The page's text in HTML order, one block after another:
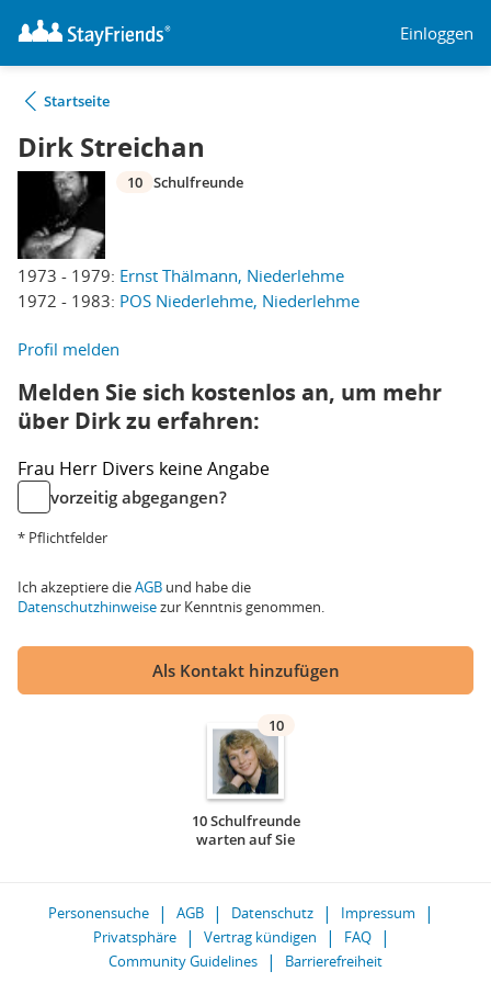
Einloggen
Startseite
Dirk Streichan
1973 - 1979: Ernst Thälmann, Niederlehme
1972 - 1983: POS Niederlehme, Niederlehme
10 Schulfreunde
Profil melden
Melden Sie sich kostenlos an, um mehr
über Dirk zu erfahren:
Frau Herr Divers keine Angabe
vorzeitig abgegangen?
* Pflichtfelder
Ich akzeptiere dieAGB und habe die
Datenschutzhinweisezur Kenntnis genommen.
Als Kontakt hinzufügen
10
10 Schulfreunde
warten auf Sie
Personensuche AGB Datenschutz
Impressum
Privatsphäre
Vertrag kündigen
FAQ
Community Guidelines
Barrierefreiheit